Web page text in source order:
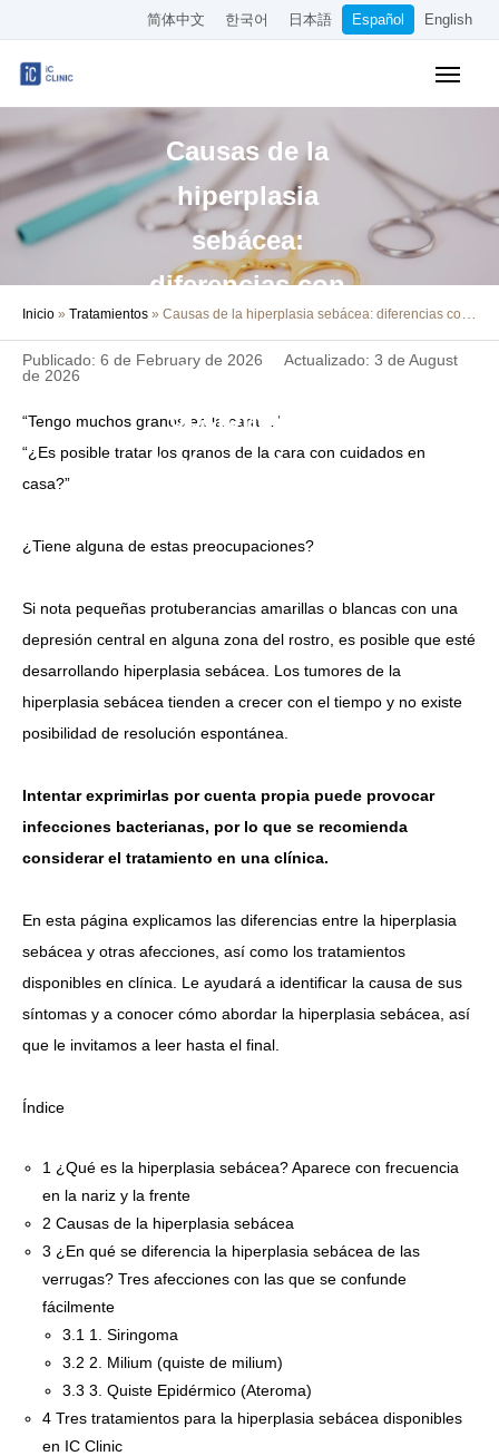
简体中文 한국어 日本語 Español English
Causas de la
hiperplasia
sebácea:
diferencias con
otras 3
enfermedades y
opciones de
tratamiento en
Inicio » Tratamientos » Causas de la hiperplasia sebácea: diferencias con otras 3 enfermedades y opciones de tratamiento en clínica
Publicado: 6 de February de 2026
Actualizado: 3 de August
de 2026
“Tengo muchos granos en la cara…”
“¿Es posible tratar los granos de la cara con cuidados en
casa?”
¿Tiene alguna de estas preocupaciones?
Si nota pequeñas protuberancias amarillas o blancas con una
depresión central en alguna zona del rostro, es posible que esté
desarrollando hiperplasia sebácea. Los tumores de la
hiperplasia sebácea tienden a crecer con el tiempo y no existe
posibilidad de resolución espontánea.
Intentar exprimirlas por cuenta propia puede provocar
infecciones bacterianas, por lo que se recomienda
considerar el tratamiento en una clínica.
En esta página explicamos las diferencias entre la hiperplasia
sebácea y otras afecciones, así como los tratamientos
disponibles en clínica. Le ayudará a identificar la causa de sus
síntomas y a conocer cómo abordar la hiperplasia sebácea, así
que le invitamos a leer hasta el final.
Índice
1 ¿Qué es la hiperplasia sebácea? Aparece con frecuencia
en la nariz y la frente
2 Causas de la hiperplasia sebácea
3 ¿En qué se diferencia la hiperplasia sebácea de las
verrugas? Tres afecciones con las que se confunde
fácilmente
3.1 1. Siringoma
3.2 2. Milium (quiste de milium)
3.3 3. Quiste Epidérmico (Ateroma)
4 Tres tratamientos para la hiperplasia sebácea disponibles
en IC Clinic
Tratamientos Estéticos
Precios
Cómo Llegar
Reserva Online
Empleo
Otros
Idioma